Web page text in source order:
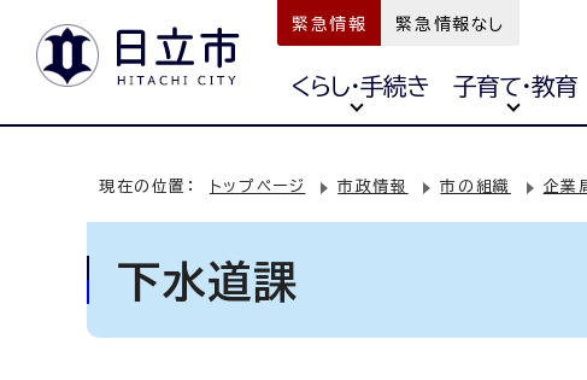
緊急情報 緊急情報なし
くらし・手続き 子育て・教育
現在の位置： トップページ 市政情報 市の組織 企業
下水道課